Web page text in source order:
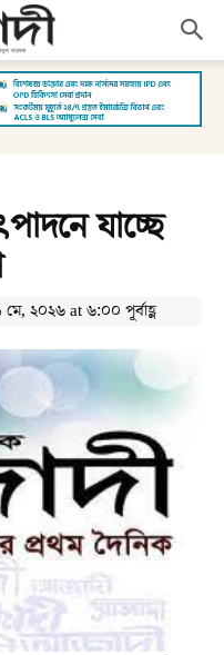
যাচ্ছে
২০২৬ at ৬:০০ পূর্বাহ্ণ